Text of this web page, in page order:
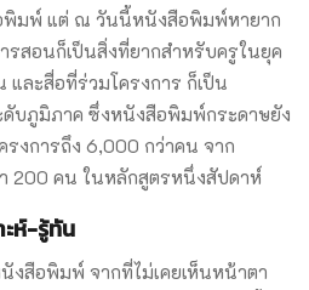
พิมพ์ แต่ ณ วันนี้หนังสือพิมพ์หายาก
สอนก็เป็นสิ่งที่ยากสำหรับครูในยุค
ละสื่อที่ร่วมโครงการ ก็เป็น
บภูมิภาค ซึ่งหนังสือพิมพ์กระดาษยัง
รงการถึง 6,000 กว่าคน จาก
200 คน ในหลักสูตรหนึ่งสัปดาห์
ะห์-รู้ทัน
นังสือพิมพ์ จากที่ไม่เคยเห็นหน้าตา